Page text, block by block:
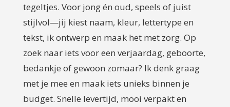
tegeltjes. Voor jong én oud, speels of juist
stijlvol—jij kiest naam, kleur, lettertype en
tekst, ik ontwerp en maak het met zorg. Op
zoek naar iets voor een verjaardag, geboorte,
bedankje of gewoon zomaar? Ik denk graag
met je mee en maak iets unieks binnen je
budget. Snelle levertijd, mooi verpakt en